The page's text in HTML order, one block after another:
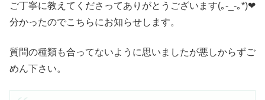
ご丁寧に教えてくださってありがとうございます(｡-_-｡*)❤
分かったのでこちらにお知らせします。
質問の種類も合ってないように思いましたが悪しからずご
めん下さい。